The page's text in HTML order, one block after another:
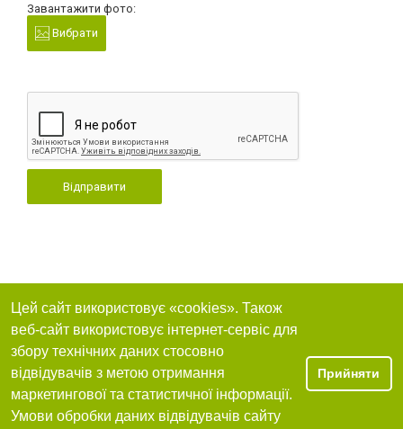
Завантажити фото:
Вибрати
Відправити
Цей сайт використовує «cookies». Також
веб-сайт використовує інтернет-сервіс для
збору технічних даних стосовно
відвідувачів з метою отримання
маркетингової та статистичної інформації.
Умови обробки даних відвідувачів сайту
Прийняти